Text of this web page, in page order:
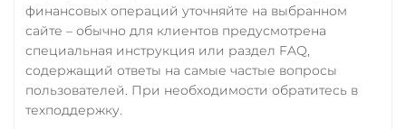
финансовых операций уточняйте на выбранном
сайте – обычно для клиентов предусмотрена
специальная инструкция или раздел FAQ,
содержащий ответы на самые частые вопросы
пользователей. При необходимости обратитесь в
техподдержку.